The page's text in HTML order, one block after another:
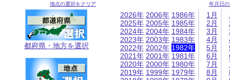
地点の選択をクリア
都府県・地方を選択
年月日
2026年
2025年
2024年
2023年
2022年
2021年
2020年
2019年
2006年
2005年
2004年
2003年
2002年
2001年
2000年
1999年
1986年
1985年
1984年
1983年
1982年
1981年
1980年
1979年
1月
2月
3月
4月
5月
6月
7月
8月